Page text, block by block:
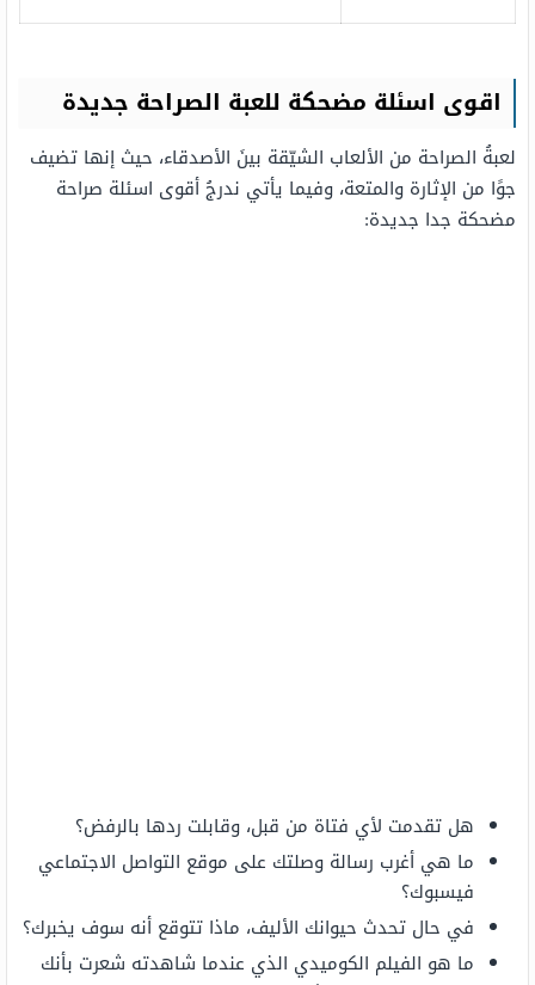
اقوى اسئلة مضحكة للعبة الصراحة جديدة
لعبةُ الصراحة من الألعاب الشيّقة بينَ الأصدقاء، حيث إنها تضيف
جوًا من الإثارة والمتعة، وفيما يأتي ندرجُ أقوى اسئلة صراحة
مضحكة جدا جديدة:
هل تقدمت لأي فتاة من قبل، وقابلت ردها بالرفض؟
ما هي أغرب رسالة وصلتك على موقع التواصل الاجتماعي
فيسبوك؟
في حال تحدث حيوانك الأليف، ماذا تتوقع أنه سوف يخبرك؟
ما هو الفيلم الكوميدي الذي عندما شاهدته شعرت بأنك